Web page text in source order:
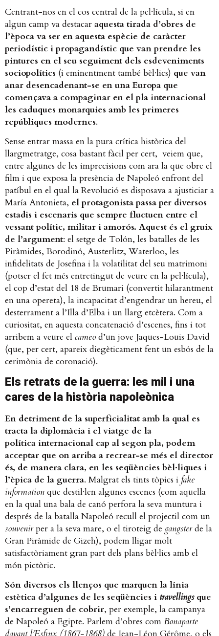
Centrant-nos en el cos central de la pel·lícula, si en
algun camp va destacar aquesta tirada d’obres de
l’època va ser en aquesta espècie de caràcter
periodístic i propagandístic que van prendre les
pintures en el seu seguiment dels esdeveniments
sociopolítics (i eminentment també bèl·lics) que van
anar desencadenant-se en una Europa que
començava a compaginar en el pla internacional
les caduques monarquies amb les primeres
repúbliques modernes.
Sense entrar massa en la pura crítica històrica del
llargmetratge, cosa bastant fàcil per cert, veiem que,
entre algunes de les imprecisions com ara la que obre el
film i que exposa la presència de Napoleó enfront del
patíbul en el qual la Revolució es disposava a ajusticiar a
María Antonieta, el protagonista passa per diversos
estadis i escenaris que sempre fluctuen entre el
vessant polític, militar i amorós. Aquest és el gruix
de l’argument: el setge de Tolón, les batalles de les
Piràmides, Borodinó, Austerlitz, Waterloo, les
infidelitats de Josefina i la volatilitat del seu matrimoni
(potser el fet més entretingut de veure en la pel·lícula),
el cop d’estat del 18 de Brumari (convertit hilarantment
en una opereta), la incapacitat d’engendrar un hereu, el
desterrament a l’Illa d’Elba i un llarg etcètera. Com a
curiositat, en aquesta concatenació d’escenes, fins i tot
arribem a veure el cameo d’un jove Jaques-Louis David
(que, per cert, apareix diegèticament fent un esbós de la
cerimònia de coronació).
Els retrats de la guerra: les mil i una
cares de la història napoleònica
En detriment de la superficialitat amb la qual es
tracta la diplomàcia i el viatge de la
política internacional cap al segon pla, podem
acceptar que on arriba a recrear-se més el director
és, de manera clara, en les seqüències bèl·liques i
l’èpica de la guerra. Malgrat els tints tòpics i fake
information que destil·len algunes escenes (com aquella
en la qual una bala de canó perfora la seva muntura i
després de la batalla Napoleó recull el projectil com un
souvenirper a la seva mare, o el tiroteig de gangsterde la
Gran Piràmide de Gizeh), podem lligar molt
satisfactòriament gran part dels plans bèl·lics amb el
món pictòric.
Són diversos els llenços que marquen la línia
estètica d’algunes de les seqüències i travellings que
s’encarreguen de cobrir, per exemple, la campanya
de Napoleó a Egipte. Parlem d’obres com Bonaparte